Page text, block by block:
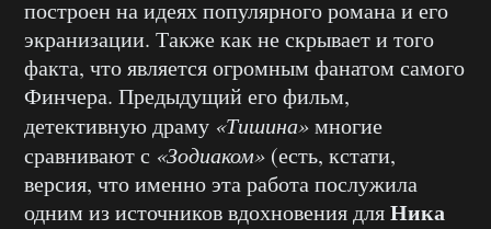
построен на идеях популярного романа и его
экранизации. Также как не скрывает и того
факта, что является огромным фанатом самого
Финчера. Предыдущий его фильм,
детективную драму «Тишина»многие
сравнивают с «Зодиаком» (есть, кстати,
версия, что именно эта работа послужила
одним из источников вдохновения дляНика